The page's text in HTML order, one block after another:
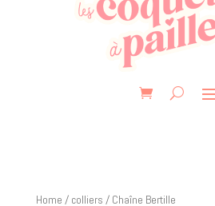
Home / colliers / Chaîne Bertille